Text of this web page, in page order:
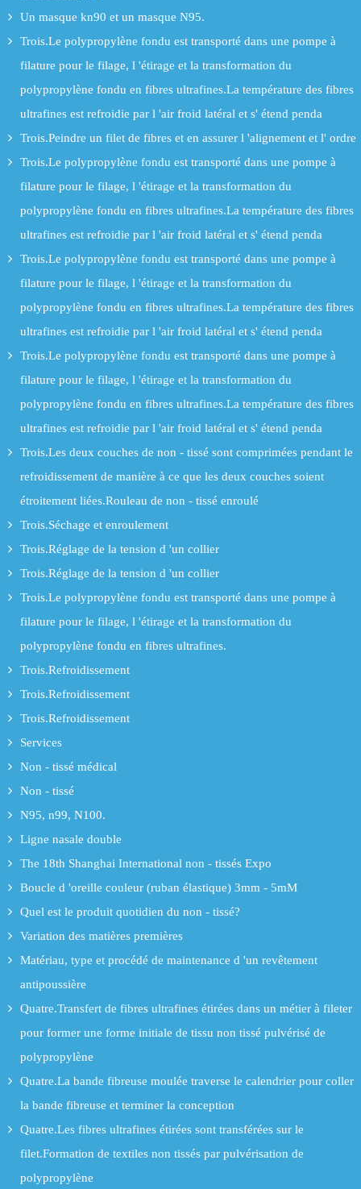
Un masque kn90 et un masque N95.
Trois.Le polypropylène fondu est transporté dans une pompe à
filature pour le filage, l 'étirage et la transformation du
polypropylène fondu en fibres ultrafines.La température des fibres
ultrafines est refroidie par l 'air froid latéral et s' étend penda
Trois.Peindre un filet de fibres et en assurer l 'alignement et l' ordre
Trois.Le polypropylène fondu est transporté dans une pompe à
filature pour le filage, l 'étirage et la transformation du
polypropylène fondu en fibres ultrafines.La température des fibres
ultrafines est refroidie par l 'air froid latéral et s' étend penda
Trois.Le polypropylène fondu est transporté dans une pompe à
filature pour le filage, l 'étirage et la transformation du
polypropylène fondu en fibres ultrafines.La température des fibres
ultrafines est refroidie par l 'air froid latéral et s' étend penda
Trois.Le polypropylène fondu est transporté dans une pompe à
filature pour le filage, l 'étirage et la transformation du
polypropylène fondu en fibres ultrafines.La température des fibres
ultrafines est refroidie par l 'air froid latéral et s' étend penda
Trois.Les deux couches de non - tissé sont comprimées pendant le
refroidissement de manière à ce que les deux couches soient
étroitement liées.Rouleau de non - tissé enroulé
Trois.Séchage et enroulement
Trois.Réglage de la tension d 'un collier
Trois.Réglage de la tension d 'un collier
Trois.Le polypropylène fondu est transporté dans une pompe à
filature pour le filage, l 'étirage et la transformation du
polypropylène fondu en fibres ultrafines.
Trois.Refroidissement
Trois.Refroidissement
Trois.Refroidissement
Services
Non - tissé médical
Non - tissé
N95, n99, N100.
Ligne nasale double
The 18th Shanghai International non - tissés Expo
Boucle d 'oreille couleur (ruban élastique) 3mm - 5mM
Quel est le produit quotidien du non - tissé?
Variation des matières premières
Matériau, type et procédé de maintenance d 'un revêtement
antipoussière
Quatre.Transfert de fibres ultrafines étirées dans un métier à fileter
pour former une forme initiale de tissu non tissé pulvérisé de
polypropylène
Quatre.La bande fibreuse moulée traverse le calendrier pour coller
la bande fibreuse et terminer la conception
Quatre.Les fibres ultrafines étirées sont transférées sur le
filet.Formation de textiles non tissés par pulvérisation de
polypropylène